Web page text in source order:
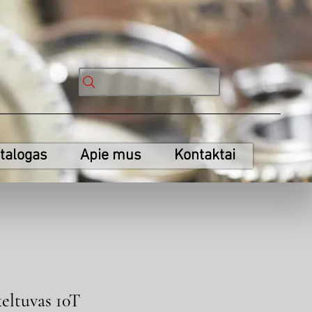
Apie mus Kontaktai
10T